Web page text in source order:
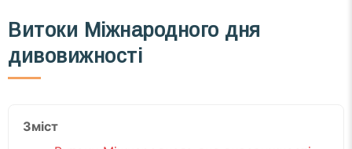
Витоки Міжнародного дня
дивовижності
Зміст